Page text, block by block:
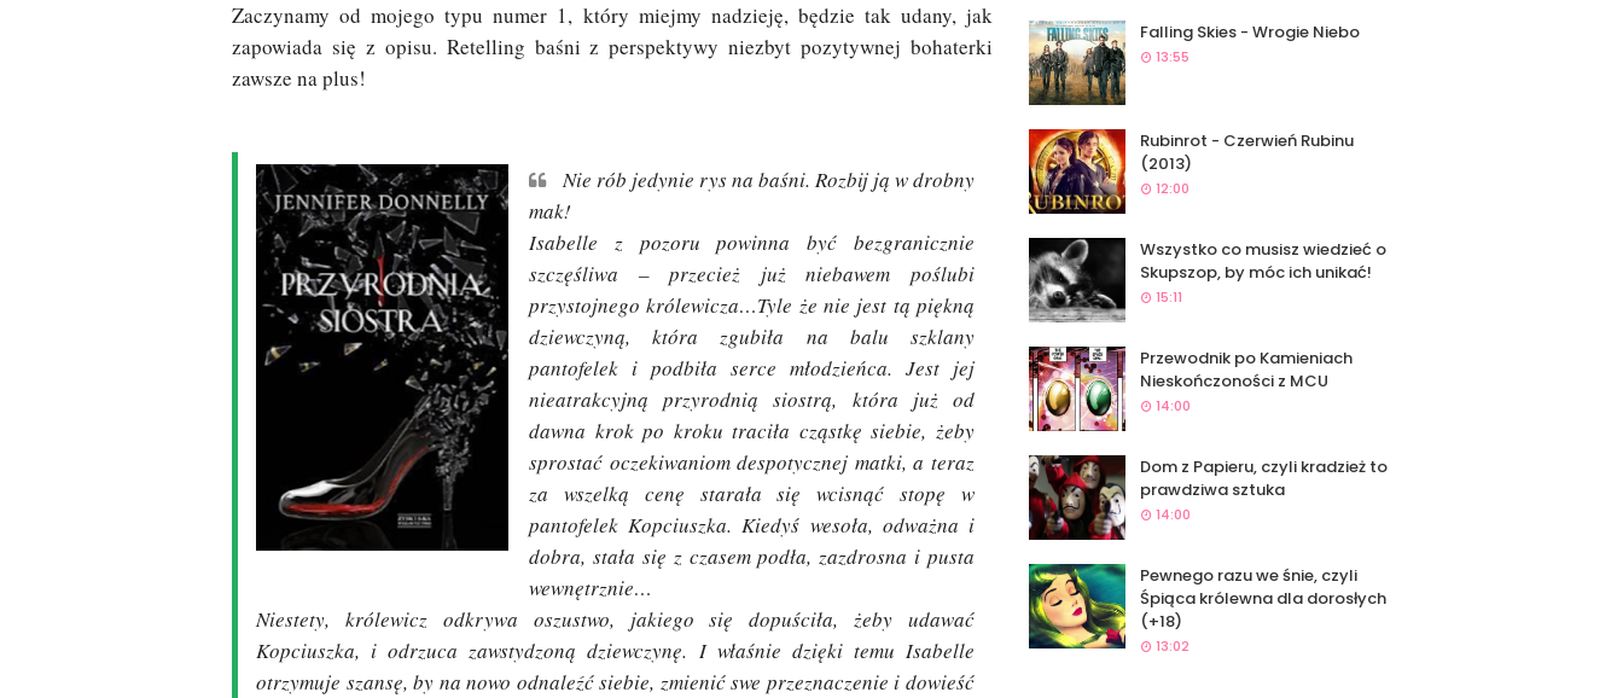
Zaczynamy od mojego typu numer 1, który miejmy nadzieję, będzie tak udany, jak
zapowiada się z opisu. Retelling baśni z perspektywy niezbyt pozytywnej bohaterki
zawsze na plus!
Nie rób jedynie rys na baśni. Rozbij ją w drobny
mak!
Isabelle z pozoru powinna być bezgranicznie
szczęśliwa – przecież już niebawem poślubi
przystojnego królewicza…Tyle że nie jest tą piękną
dziewczyną, która zgubiła na balu szklany
pantofelek i podbiła serce młodzieńca. Jest jej
nieatrakcyjną przyrodnią siostrą, która już od
dawna krok po kroku traciła cząstkę siebie, żeby
sprostać oczekiwaniom despotycznej matki, a teraz
za wszelką cenę starała się wcisnąć stopę w
pantofelek Kopciuszka. Kiedyś wesoła, odważna i
dobra, stała się z czasem podła, zazdrosna i pusta
wewnętrznie…
Niestety, królewicz odkrywa oszustwo, jakiego się dopuściła, żeby udawać
Kopciuszka, i odrzuca zawstydzoną dziewczynę. I właśnie dzięki temu Isabelle
otrzymuje szansę, by na nowo odnaleźć siebie, zmienić swe przeznaczenie i dowieść
Falling Skies - Wrogie Niebo
13:55
Rubinrot - Czerwień Rubinu
(2013)
12:00
Wszystko co musisz wiedzieć o
Skupszop, by móc ich unikać!
15:11
Przewodnik po Kamieniach
Nieskończoności z MCU
14:00
Dom z Papieru, czyli kradzież to
prawdziwa sztuka
14:00
Pewnego razu we śnie, czyli
Śpiąca królewna dla dorosłych
(+18)
13:02